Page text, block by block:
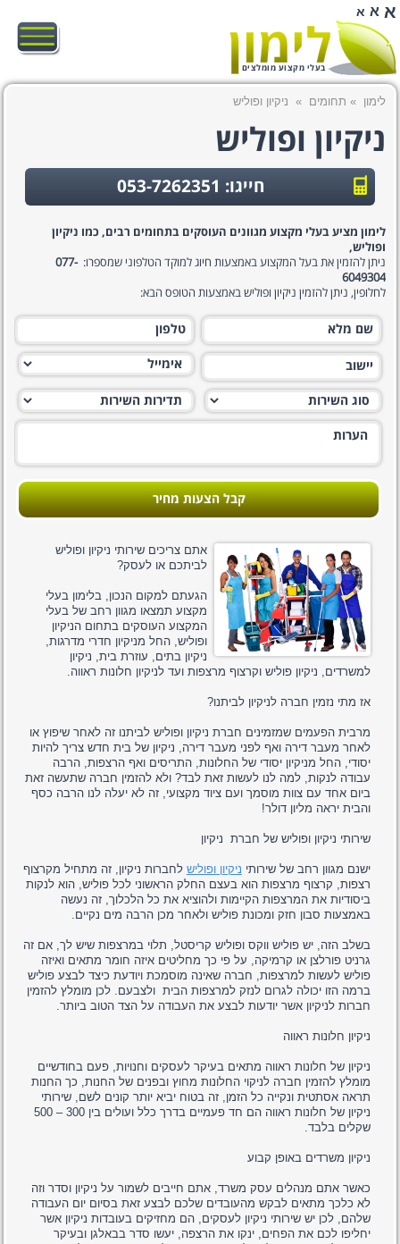
א א א
בעלי מקצוע מומלצים
לימון » תחומים » ניקיון ופוליש
ניקיון ופוליש
חייגו: 053-7262351
לימון מציע בעלי מקצוע מגוונים העוסקים בתחומים רבים, כמו ניקיון
ופוליש,
ניתן להזמין את בעל המקצוע באמצעות חיוג למוקד הטלפוני שמספרו:077-
6049304
לחלופין, ניתן להזמין ניקיון ופוליש באמצעות הטופס הבא:
קבל הצעות מחיר
אתם צריכים שירותי ניקיון ופוליש
לביתכם או לעסק?
הגעתם למקום הנכון, בלימון בעלי
מקצוע תמצאו מגוון רחב של בעלי
המקצוע העוסקים בתחום הניקיון
ופוליש, החל מניקיון חדרי מדרגות,
ניקיון בתים, עוזרת בית, ניקיון
למשרדים, ניקיון פוליש וקרצוף מרצפות ועד לניקיון חלונות ראווה.
אז מתי נזמין חברה לניקיון לביתנו?
מרבית הפעמים שמזמינים חברת ניקיון ופוליש לביתנו זה לאחר שיפוץ או
לאחר מעבר דירה ואף לפני מעבר דירה, ניקיון של בית חדש צריך להיות
יסודי, החל מניקיון יסודי של החלונות, התריסים ואף הרצפות, הרבה
עבודה לנקות, למה לנו לעשות זאת לבד? ולא להזמין חברה שתעשה זאת
ביום אחד עם צוות מוסמך ועם ציוד מקצועי, זה לא יעלה לנו הרבה כסף
והבית יראה מליון דולר!
שירותי ניקיון ופוליש של חברת ניקיון
ישנם מגוון רחב של שירותי ניקיון ופוליש לחברות ניקיון, זה מתחיל מקרצוף
רצפות, קרצוף מרצפות הוא בעצם החלק הראשוני לכל פוליש, הוא לנקות
ביסודיות את המרצפות הקיימות ולהוציא את כל הלכלוך, זה נעשה
באמצעות סבון חזק ומכונת פוליש ולאחר מכן הרבה מים נקיים.
בשלב הזה, יש פוליש ווקס ופוליש קריסטל, תלוי במרצפות שיש לך, אם זה
גרניט פורלצן או קרמיקה, על פי כך מחליטים איזה חומר מתאים ואיזה
פוליש לעשות למרצפות, חברה שאינה מוסמכת ויודעת כיצד לבצע פוליש
ברמה הזו יכולה לגרום לנזק למרצפות הבית ולצבעם. לכן מומלץ להזמין
חברות לניקיון אשר יודעות לבצע את העבודה על הצד הטוב ביותר.
ניקיון חלונות ראווה
ניקיון של חלונות ראווה מתאים בעיקר לעסקים וחנויות, פעם בחודשיים
מומלץ להזמין חברה לניקוי החלונות מחוץ ובפנים של החנות, כך החנות
תראה אסתטית ונקייה כל הזמן, זה בטוח יביא יותר קונים לשם, שירותי
ניקיון של חלונות ראווה הם חד פעמיים בדרך כלל ועולים בין 300 – 500
שקלים בלבד.
ניקיון משרדים באופן קבוע
כאשר אתם מנהלים עסק משרד, אתם חייבים לשמור על ניקיון וסדר וזה
לא כלכך מתאים לבקש מהעובדים שלכם לבצע זאת בסיום יום העבודה
שלהם, לכן יש שירותי ניקיון לעסקים, הם מחזיקים בעובדות ניקיון אשר
יחליפו לכם את הפחים, ינקו את הרצפה, יעשו סדר בבאלגן ובעיקר